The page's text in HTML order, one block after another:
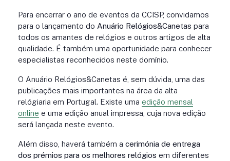
Para encerrar o ano de eventos da CCISP, convidamos
para o lançamento do Anuário Relógios&Canetas para
todos os amantes de relógios e outros artigos de alta
qualidade. É também uma oportunidade para conhecer
especialistas reconhecidos neste domínio.
O Anuário Relógios&Canetas é, sem dúvida, uma das
publicações mais importantes na área da alta
relógiaria em Portugal. Existe uma edição mensal
online e uma edição anual impressa, cuja nova edição
será lançada neste evento.
Além disso, haverá também a cerimónia de entrega
dos prémios para os melhores relógios em diferentes